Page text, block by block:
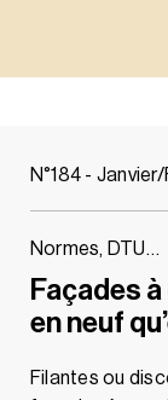
N°184 -
Normes, DTU…
Façades
en neuf
Filantes ou